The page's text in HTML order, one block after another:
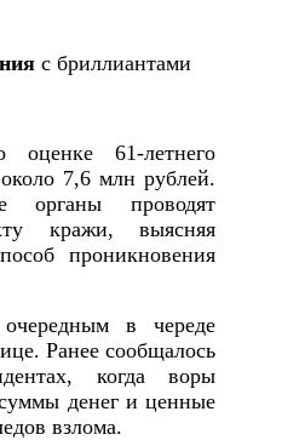
с бриллиантами
61-летнего
7,6 млн рублей.
органы проводят
кражи, выясняя
проникновения
в череде
Ранее сообщалось
когда воры
денег и ценные
взлома.